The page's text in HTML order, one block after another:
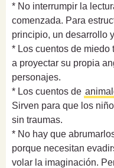
* No interrumpir la
comenzada. Para
principio, un desarrollo
* Los cuentos de
a proyectar su propia
personajes.
* Los cuentos de
Sirven para que los
sin traumas.
* No hay que
porque necesitan
volar la imaginación.